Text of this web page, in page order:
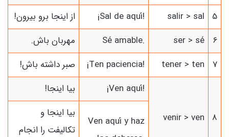
5
salir > sal
¡Sal de aquí!
از اینجا برو بیرون!
6
ser > sé
Sé amable.
مهربان باش.
7
tener > ten
¡Ten paciencia! صبر داشته باش!
8
venir > ven
¡Ven aquí! بیا اینجا!
Ven aquí y haz
بیا اینجا و
تکالیفت را انجام